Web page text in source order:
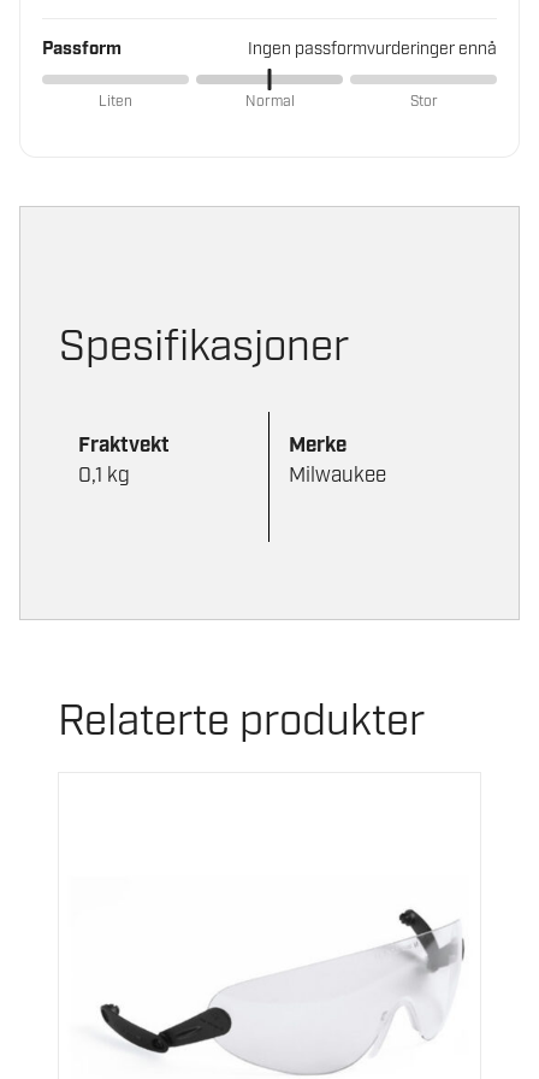
Passform Ingen passformvurderinger ennå
Liten Normal Stor
Spesifikasjoner
Fraktvekt
0,1 kg
Merke
Milwaukee
Relaterte produkter